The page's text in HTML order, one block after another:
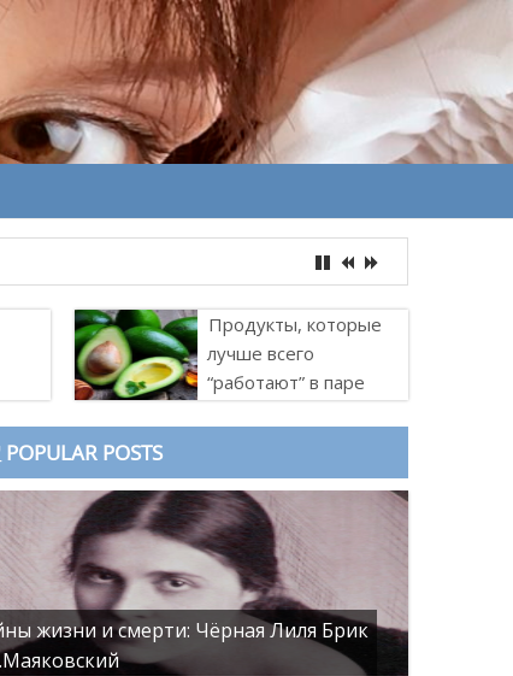
Продукты, которые
лучше всего
“работают” в паре
POPULAR POSTS
жизни и смерти: Чёрная Лиля Брик